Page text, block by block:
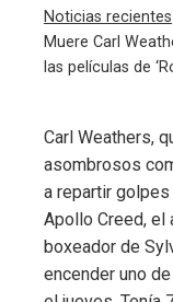
Noticias recientes
Muere Carl
las películas de
Carl Weathers,
asombrosos
a repartir
Apollo Creed, el
boxeador de
encender uno